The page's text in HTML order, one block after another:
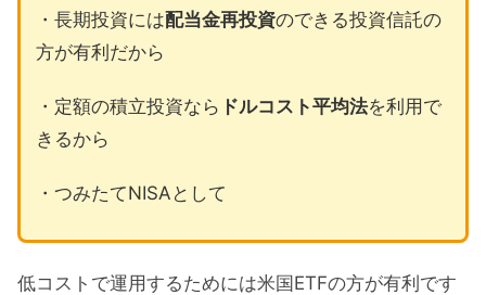
・長期投資には配当金再投資のできる投資信託の
方が有利だから
・定額の積立投資なら ドルコスト平均法を利用で
きるから
・つみたてNISAとして
低コストで運用するためには米国ETFの方が有利です